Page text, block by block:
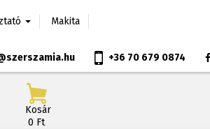
Makita
+36 70 679 0874
Kosár
0 Ft